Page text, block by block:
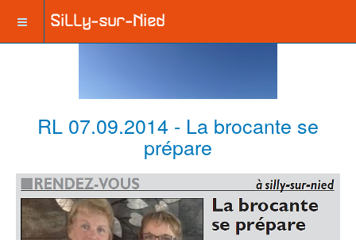
RL 07.09.2014 - La brocante se
prépare